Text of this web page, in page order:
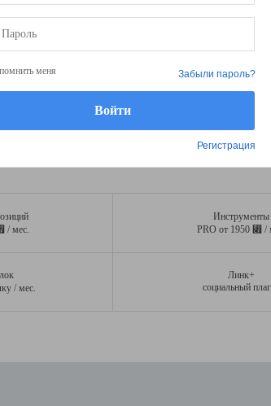
/ мес.
Инструменты
PRO от 1950 ⃏ /
/ мес.
Линк+
социальный
Пароль
меня
Регистрация
Забыли пароль?